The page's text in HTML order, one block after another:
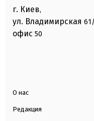
г. Киев,
ул. Владимирская
офис 50
О нас
Редакция